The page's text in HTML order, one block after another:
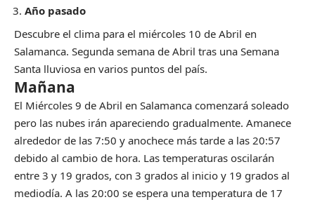
Año pasado
Descubre el clima para el miércoles 10 de Abril en
Salamanca. Segunda semana de Abril tras una Semana
Santa lluviosa en varios puntos del país.
Mañana
El Miércoles 9 de Abril en Salamanca comenzará soleado
pero las nubes irán apareciendo gradualmente. Amanece
alrededor de las 7:50 y anochece más tarde a las 20:57
debido al cambio de hora. Las temperaturas oscilarán
entre 3 y 19 grados, con 3 grados al inicio y 19 grados al
mediodía. A las 20:00 se espera una temperatura de 17